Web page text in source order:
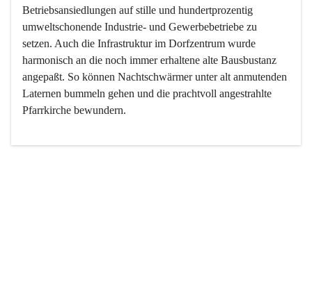
Betriebsansiedlungen auf stille und hundertprozentig
umweltschonende Industrie- und Gewerbebetriebe zu
setzen. Auch die Infrastruktur im Dorfzentrum wurde
harmonisch an die noch immer erhaltene alte Bausbustanz
angepaßt. So können Nachtschwärmer unter alt anmutenden
Laternen bummeln gehen und die prachtvoll angestrahlte
Pfarrkirche bewundern.
Der Weinbau dominert heute nicht mehr, ist aber integrativer